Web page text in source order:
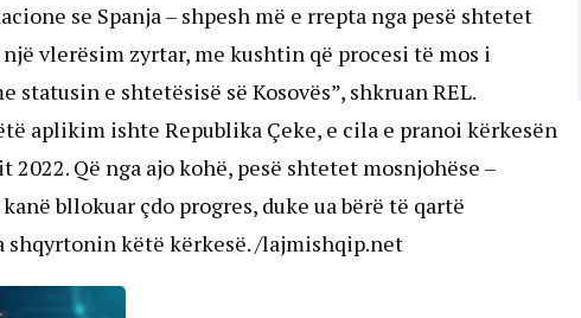
se Spanja – shpesh më e rrepta nga pesë shtetet
vlerësim zyrtar, me kushtin që procesi të mos i
e shtetësisë së Kosovës”, shkruan REL.
aplikim ishte Republika Çeke, e cila e pranoi kërkesën
Që nga ajo kohë, pesë shtetet mosnjohëse –
bllokuar çdo progres, duke ua bërë të qartë
shqyrtonin këtë kërkesë. /lajmishqip.net